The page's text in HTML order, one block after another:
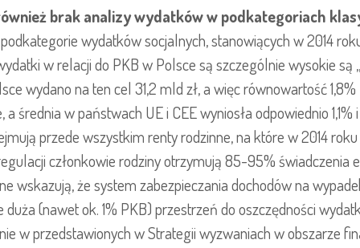
brak analizy wydatków w podkategoriach
wydatków socjalnych, stanowiących w 2014
w relacji do PKB w Polsce są szczególnie wysokie są
wydano na ten cel 31,2 mld zł, a więc równowartość
średnia w państwach UE i CEE wyniosła odpowiednio
przede wszystkim renty rodzinne, na które w 2014
członkowie rodziny otrzymują 85-95%
wskazują, że system zabezpieczania dochodów na
(nawet ok. 1% PKB) przestrzeń do oszczędności
w przedstawionych w Strategii wyzwaniach w obszarze